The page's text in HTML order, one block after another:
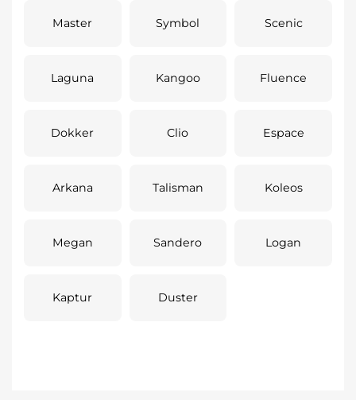
Master Symbol Scenic
Laguna Kangoo Fluence
Dokker Clio Espace
Arkana Talisman Koleos
Megan Sandero Logan
Kaptur Duster